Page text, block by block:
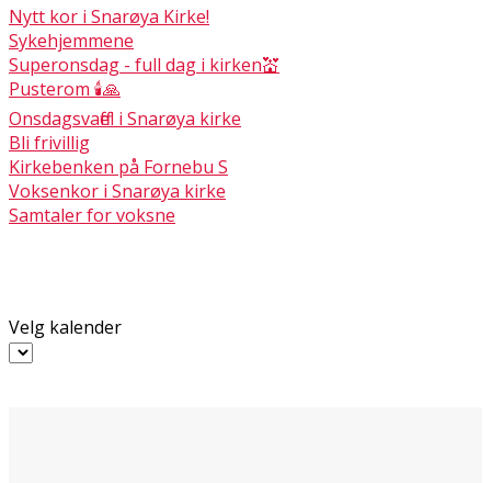
Nytt kor i Snarøya Kirke!
Sykehjemmene
Superonsdag - full dag i kirken💒
Pusterom 🕯🙏
Onsdagsvaffel i Snarøya kirke
Bli frivillig
Kirkebenken på Fornebu S
Voksenkor i Snarøya kirke
Samtaler for voksne
Velg kalender